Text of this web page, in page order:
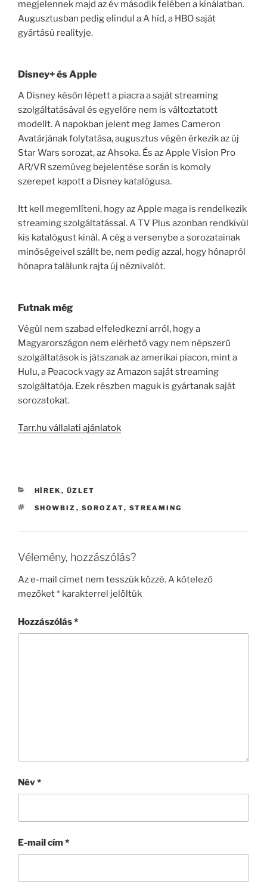
megjelennek majd az év második felében a kínálatban.
Augusztusban pedig elindul a A híd, a HBO saját
gyártású realityje.
Disney+ és Apple
A Disney későn lépett a piacra a saját streaming
szolgáltatásával és egyelőre nem is változtatott
modellt. A napokban jelent meg James Cameron
Avatárjának folytatása, augusztus végén érkezik az új
Star Wars sorozat, az Ahsoka. És az Apple Vision Pro
AR/VR szemüveg bejelentése során is komoly
szerepet kapott a Disney katalógusa.
Itt kell megemlíteni, hogy az Apple maga is rendelkezik
streaming szolgáltatással. A TV Plus azonban rendkívül
kis katalógust kínál. A cég a versenybe a sorozatainak
minőségeivel szállt be, nem pedig azzal, hogy hónapról
hónapra találunk rajta új néznivalót.
Futnak még
Végül nem szabad elfeledkezni arról, hogy a
Magyarországon nem elérhető vagy nem népszerű
szolgáltatások is játszanak az amerikai piacon, mint a
Hulu, a Peacock vagy az Amazon saját streaming
szolgáltatója. Ezek részben maguk is gyártanak saját
sorozatokat.
Tarr.hu vállalati ajánlatok
KATEGÓRIÁK
HÍREK , ÜZLET
CÍMKÉK
SHOWBIZ , SOROZAT, STREAMING
Vélemény, hozzászólás?
Az e-mail címet nem tesszük közzé.A kötelező
mezőket* karakterrel jelöltük
Hozzászólás*
Név*
E-mail cím*